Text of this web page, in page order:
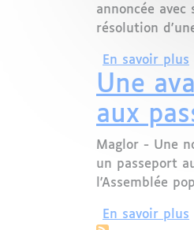
annoncée
résolution
En savoir plus
Une
aux
Maglor - Une
un passeport
l'Assemblée
En savoir plus